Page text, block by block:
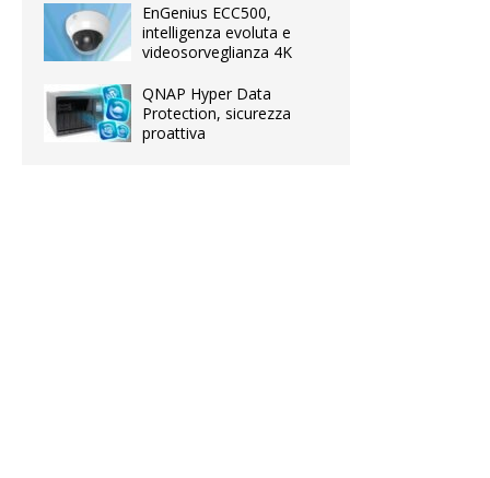
EnGenius ECC500,
intelligenza evoluta e
videosorveglianza 4K
QNAP Hyper Data
Protection, sicurezza
proattiva